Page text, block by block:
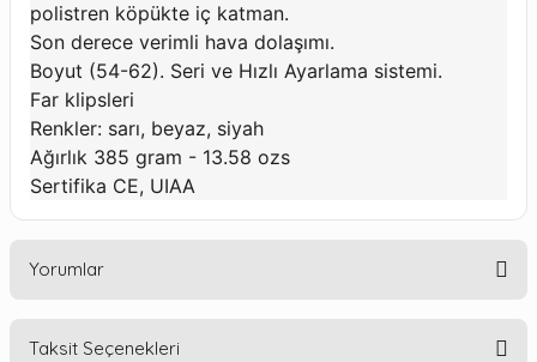
polistren köpükte iç katman.
Son derece verimli hava dolaşımı.
Boyut (54-62). Seri ve Hızlı Ayarlama sistemi.
Far klipsleri
Renkler: sarı, beyaz, siyah
Ağırlık 385 gram - 13.58 ozs
Sertifika CE, UIAA
Yorumlar
Taksit Seçenekleri